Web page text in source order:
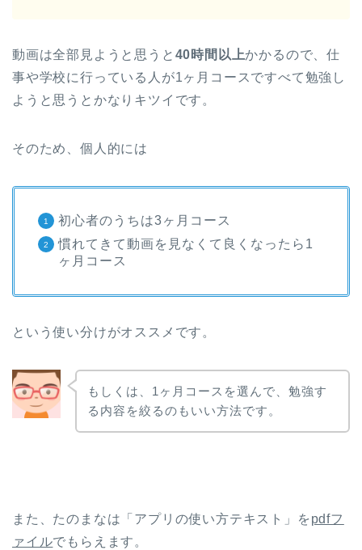
動画は全部見ようと思うと 40時間以上かかるので、仕
事や学校に行っている人が1ヶ月コースですべて勉強し
ようと思うとかなりキツイです。
そのため、個人的には
初心者のうちは3ヶ月コース
慣れてきて動画を見なくて良くなったら1
ヶ月コース
という使い分けがオススメです。
もしくは、1ヶ月コースを選んで、勉強す
る内容を絞るのもいい方法です。
また、たのまなは「アプリの使い方テキスト」を pdfフ
ァイルでもらえます。